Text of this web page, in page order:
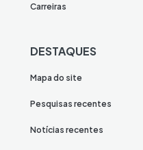
Carreiras
DESTAQUES
Mapa do site
Pesquisas recentes
Notícias recentes